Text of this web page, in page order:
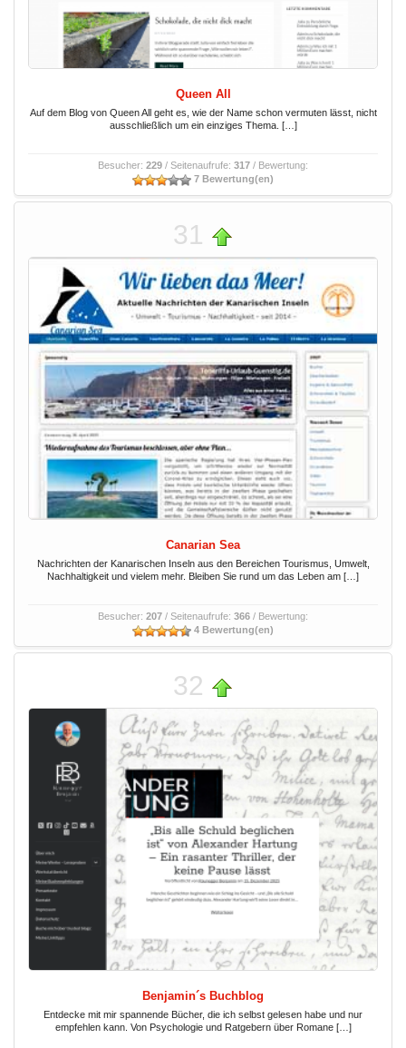
Queen All
Auf dem Blog von Queen All geht es, wie der Name schon vermuten lässt, nicht
ausschließlich um ein einziges Thema. […]
Besucher: 229 / Seitenaufrufe: 317 / Bewertung:
7 Bewertung(en)
31
Canarian Sea
Nachrichten der Kanarischen Inseln aus den Bereichen Tourismus, Umwelt,
Nachhaltigkeit und vielem mehr. Bleiben Sie rund um das Leben am […]
Besucher: 207 / Seitenaufrufe: 366 / Bewertung:
4 Bewertung(en)
32
Benjamin´s Buchblog
Entdecke mit mir spannende Bücher, die ich selbst gelesen habe und nur
empfehlen kann. Von Psychologie und Ratgebern über Romane […]